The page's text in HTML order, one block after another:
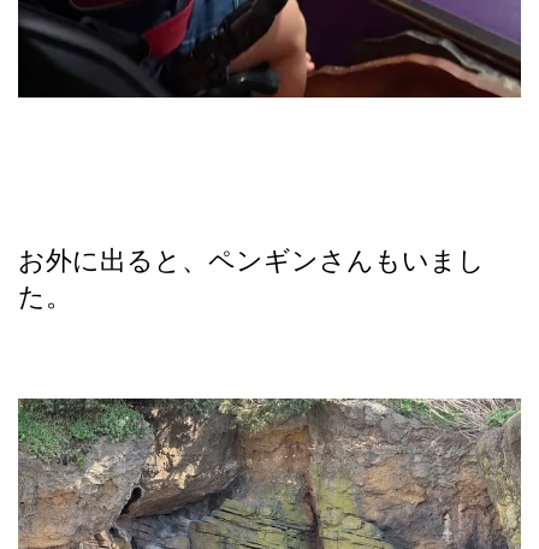
お外に出ると、ペンギンさんもいまし
た。